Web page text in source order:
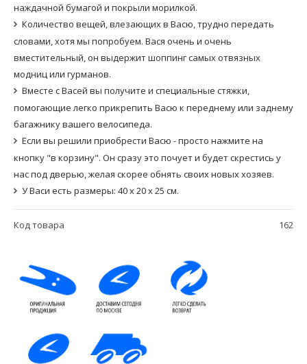
наждачной бумагой и покрыли морилкой.
Количество вещей, влезающих в Васю, трудно передать
словами, хотя мы попробуем. Вася очень и очень
вместительный, он выдержит шоппинг самых отвязных
модниц или гурманов.
Вместе с Васей вы получите и специальные стяжки,
помогающие легко прикрепить Васю к переднему или заднему
багажнику вашего велосипеда.
Если вы решили приобрести Васю - просто нажмите на
кнопку "в корзину". Он сразу это почует и будет скрестись у
нас под дверью, желая скорее обнять своих новых хозяев.
У Васи есть размеры: 40 х 20 х 25 см.
Код товара 162